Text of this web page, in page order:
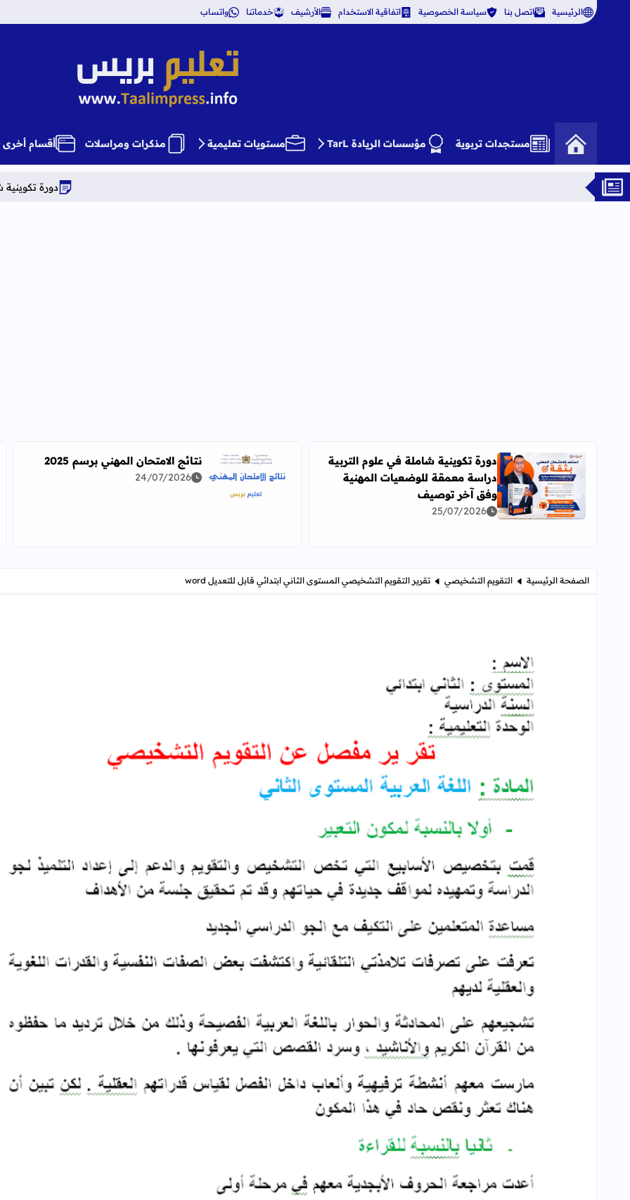
الرئيسية اتصل بنا سياسة الخصوصية اتفاقية الاستخدام الأرشيف خدماتنا واتساب
تعليم بريس TaalimPress
مستجدات تربوية مؤسسات الريادة TarL مستويات تعليمية مذكرات ومراسلات أقسام أخرى
دورة تكوينية شاملة في علوم
اقرأ المزيد عن دورة تكوينية شاملة في علوم التربية دراسة معمقة للوضعيات المهنية وفق آخر توصيف
دورة تكوينية شاملة في علوم التربية
دراسة معمقة للوضعيات المهنية
وفق آخر توصيف
25/07/2026
اقرأ المزيد عن نتائج الامتحان المهني برسم 2025
نتائج الامتحان المهني برسم 2025
24/07/2026
الصفحة الرئيسية التقويم التشخيصي تقرير التقويم التشخيصي المستوى الثاني ابتدائي قابل للتعديل word
تقرير التقويم التشخيصي المستوى الثاني ابتدائي قابل للتعديل word